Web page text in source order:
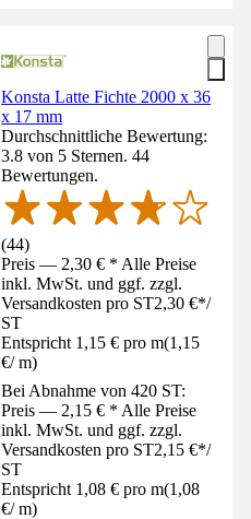
Konsta Latte Fichte 2000 x 36
x 17 mm
Durchschnittliche Bewertung:
3.8 von 5 Sternen. 44
Bewertungen.
(44)
Preis — 2,30 € * Alle Preise
inkl. MwSt. und ggf. zzgl.
Versandkosten pro ST2,30 €*/
ST
Entspricht 1,15 € pro m(1,15
€/ m)
Bei Abnahme von 420 ST:
Preis — 2,15 € * Alle Preise
inkl. MwSt. und ggf. zzgl.
Versandkosten pro ST2,15 €*/
ST
Entspricht 1,08 € pro m(1,08
€/ m)